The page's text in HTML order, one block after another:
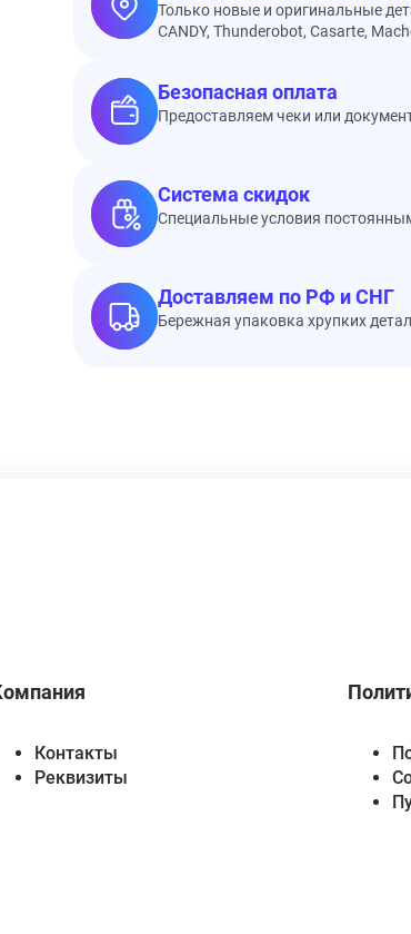
Только новые и оригинальные
CANDY, Thunderobot, Casarte,
Безопасная оплата
Предоставляем чеки или
Система скидок
Специальные условия
Доставляем по РФ и СНГ
Бережная упаковка хрупких
Контакты
Реквизиты